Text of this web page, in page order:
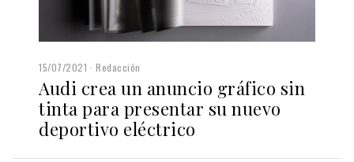
15/07/2021 Redacción
Audi crea un anuncio gráfico sin
tinta para presentar su nuevo
deportivo eléctrico